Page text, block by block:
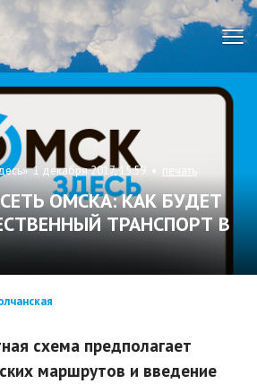
1 декабря 2017, 15:59 • печать
ОМСКА: КАК БУДЕТ
ТРАНСПОРТ В
схема предполагает
маршрутов и введение